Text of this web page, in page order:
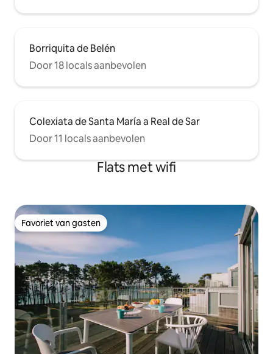
Borriquita de Belén
Door 18 locals aanbevolen
Colexiata de Santa María a Real de Sar
Door 11 locals aanbevolen
Flats met wifi
Favoriet van gasten
Favoriet van gasten